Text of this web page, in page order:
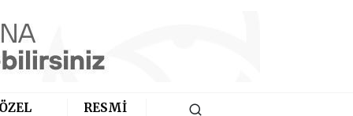
ÖZEL
RESMİ